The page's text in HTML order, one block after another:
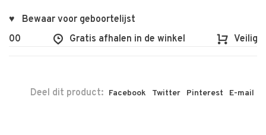
♥ Bewaar voor geboortelijst
Gratis afhalen in de winkel Veilig
Deel dit product: Facebook Twitter Pinterest E-mail